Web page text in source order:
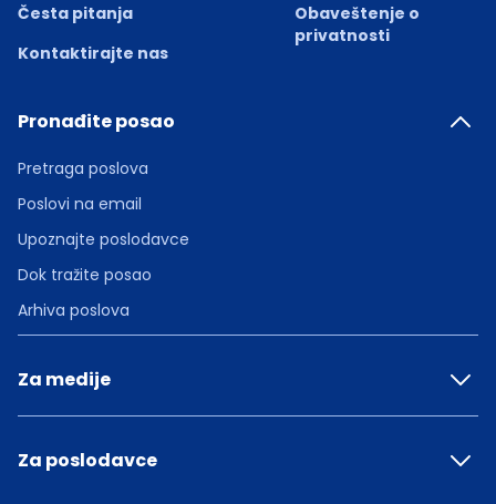
Česta pitanja
Kontaktirajte nas
Obaveštenje o
privatnosti
Pronađite posao
Pretraga poslova
Poslovi na email
Upoznajte poslodavce
Dok tražite posao
Arhiva poslova
Za medije
Za poslodavce